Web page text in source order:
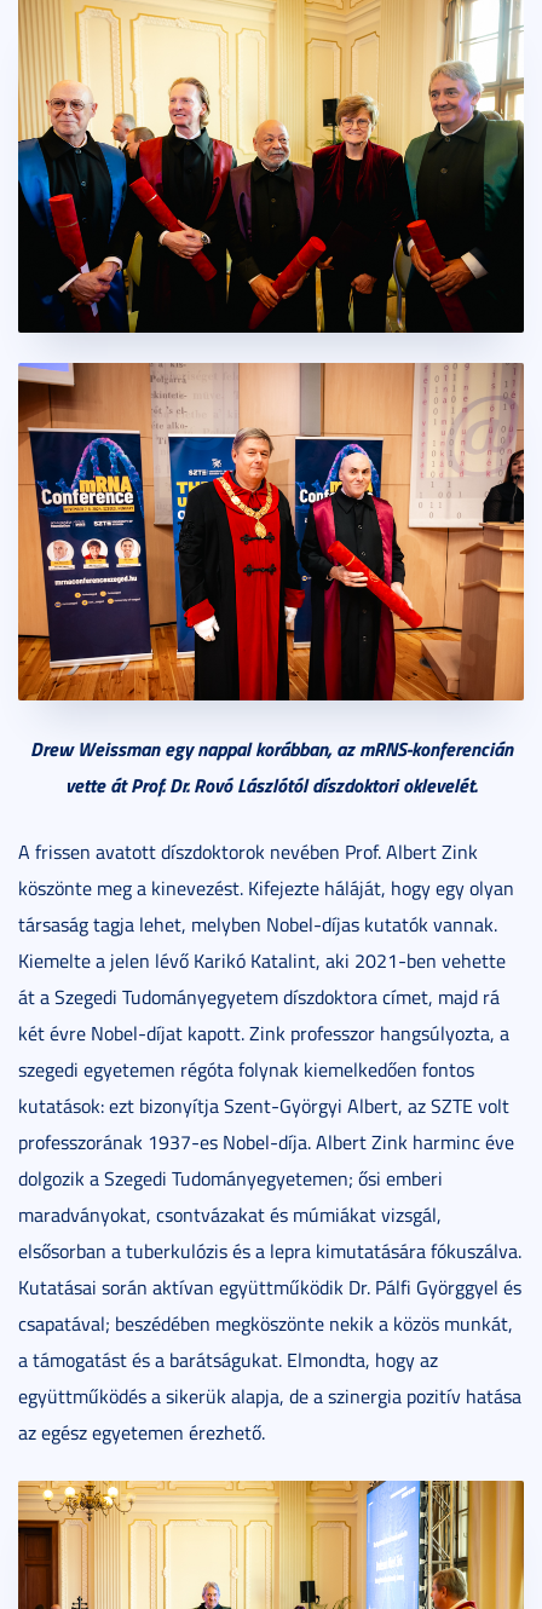
Drew Weissman egy nappal korábban, az mRNS-konferencián
vette át Prof. Dr. Rovó Lászlótól díszdoktori oklevelét.
A frissen avatott díszdoktorok nevében Prof. Albert Zink
köszönte meg a kinevezést. Kifejezte háláját, hogy egy olyan
társaság tagja lehet, melyben Nobel-díjas kutatók vannak.
Kiemelte a jelen lévő Karikó Katalint, aki 2021-ben vehette
át a Szegedi Tudományegyetem díszdoktora címet, majd rá
két évre Nobel-díjat kapott. Zink professzor hangsúlyozta, a
szegedi egyetemen régóta folynak kiemelkedően fontos
kutatások: ezt bizonyítja Szent-Györgyi Albert, az SZTE volt
professzorának 1937-es Nobel-díja. Albert Zink harminc éve
dolgozik a Szegedi Tudományegyetemen; ősi emberi
maradványokat, csontvázakat és múmiákat vizsgál,
elsősorban a tuberkulózis és a lepra kimutatására fókuszálva.
Kutatásai során aktívan együttműködik Dr. Pálfi Györggyel és
csapatával; beszédében megköszönte nekik a közös munkát,
a támogatást és a barátságukat. Elmondta, hogy az
együttműködés a sikerük alapja, de a szinergia pozitív hatása
az egész egyetemen érezhető.